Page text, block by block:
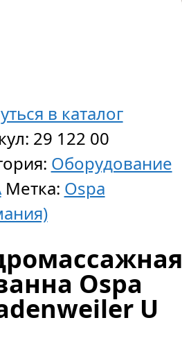
в каталог
29 122 00
Оборудование
Метка: Ospa
Ospa
U